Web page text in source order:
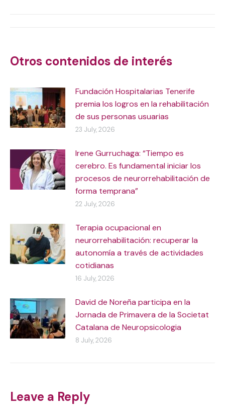
Otros contenidos de interés
Fundación Hospitalarias Tenerife
premia los logros en la rehabilitación
de sus personas usuarias
23 July, 2026
Irene Gurruchaga: “Tiempo es
cerebro. Es fundamental iniciar los
procesos de neurorrehabilitación de
forma temprana”
22 July, 2026
Terapia ocupacional en
neurorrehabilitación: recuperar la
autonomía a través de actividades
cotidianas
16 July, 2026
David de Noreña participa en la
Jornada de Primavera de la Societat
Catalana de Neuropsicologia
8 July, 2026
Leave a Reply